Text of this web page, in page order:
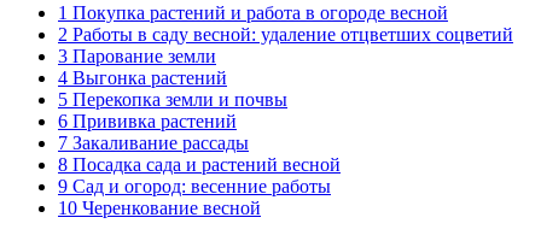
1 Покупка растений и работа в огороде весной
2 Работы в саду весной: удаление отцветших соцветий
3 Парование земли
4 Выгонка растений
5 Перекопка земли и почвы
6 Прививка растений
7 Закаливание рассады
8 Посадка сада и растений весной
9 Сад и огород: весенние работы
10 Черенкование весной